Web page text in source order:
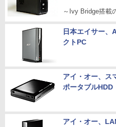
～Ivy Bridge搭載
日本エイサー、
クトPC
アイ・オー、ス
ポータブルHDD
アイ・オー、